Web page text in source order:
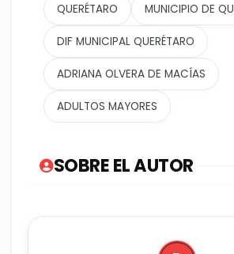
QUERÉTARO MUNICIPIO DE
DIF MUNICIPAL QUERÉTARO
ADRIANA OLVERA DE MACÍAS
ADULTOS MAYORES
SOBRE EL AUTOR